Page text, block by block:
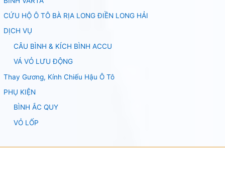
CỨU HỘ Ô TÔ BÀ RỊA LONG ĐIỀN LONG HẢI
DỊCH VỤ
CÂU BÌNH & KÍCH BÌNH ACCU
VÁ VỎ LƯU ĐỘNG
Thay Gương, Kính Chiếu Hậu Ô Tô
PHỤ KIỆN
BÌNH ẮC QUY
VỎ LỐP